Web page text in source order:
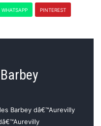
WHATSAPP PINTEREST
Barbey dâ€™Aurevilly